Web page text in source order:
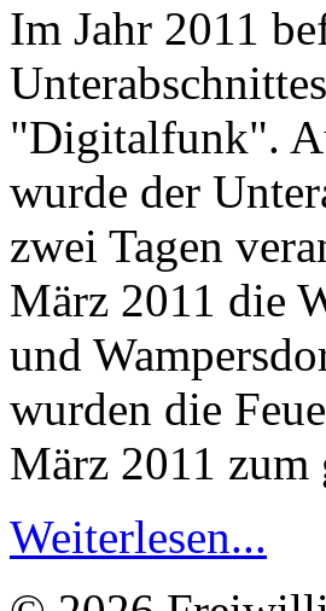
Im Jahr 2011
"Digitalfunk".
wurde der
zwei Tagen
März 2011 die
und
wurden die
März 2011 zum
Weiterlesen...